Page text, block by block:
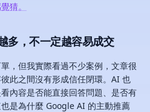
猜。
多，不一定越容易成交
，但我實際看過不少案例，文章很
此之間沒有形成信任閉環。AI 也
內容是否能直接回答問題、是否有
是為什麼 Google AI 的主動推薦